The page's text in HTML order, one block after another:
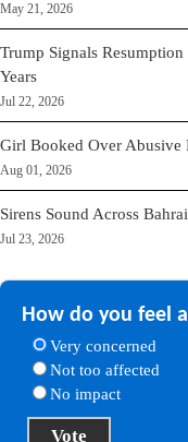
May 21, 2026
Trump Signals
Years
Jul 22, 2026
Girl Booked Over Abusive
Aug 01, 2026
Sirens Sound Across
Jul 23, 2026
How do you feel
Very concerned
Not too affected
No impact